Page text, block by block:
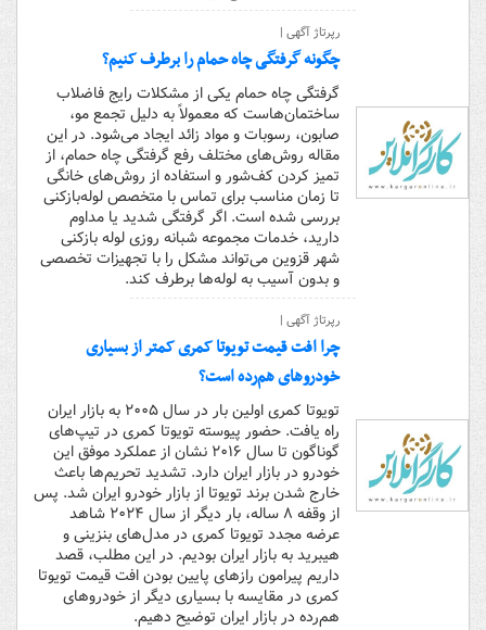
رپرتاژ آگهی |
چگونه گرفتگی چاه حمام را برطرف کنیم؟
گرفتگی چاه حمام یکی از مشکلات رایج فاضلاب
ساختمان‌هاست که معمولاً به دلیل تجمع مو،
صابون، رسوبات و مواد زائد ایجاد می‌شود. در این
مقاله روش‌های مختلف رفع گرفتگی چاه حمام، از
تمیز کردن کف‌شور و استفاده از روش‌های خانگی
تا زمان مناسب برای تماس با متخصص لوله‌بازکنی
بررسی شده است. اگر گرفتگی شدید یا مداوم
دارید، خدمات مجموعه شبانه روزی لوله‌ بازکنی
شهر قزوین می‌تواند مشکل را با تجهیزات تخصصی
و بدون آسیب به لوله‌ها برطرف کند.
رپرتاژ آگهی |
چرا افت قیمت تویوتا کمری کمتر از بسیاری
خودروهای هم‌رده است؟
تویوتا کمری اولین بار در سال ۲۰۰۵ به بازار ایران
راه یافت. حضور پیوسته تویوتا کمری در تیپ‌های
گوناگون تا سال ۲۰۱۶ نشان از عملکرد موفق این
خودرو در بازار ایران دارد. تشدید تحریم‌ها باعث
خارج شدن برند تویوتا از بازار خودرو ایران شد. پس
از وقفه ۸ ساله، بار دیگر از سال ۲۰۲۴ شاهد
عرضه مجدد تویوتا کمری در مدل‌های بنزینی و
هیبرید به بازار ایران بودیم. در این مطلب،‌ قصد
داریم پیرامون رازهای پایین بودن افت قیمت تویوتا
کمری در مقایسه با بسیاری دیگر از خودروهای
هم‌رده در بازار ایران توضیح دهیم.